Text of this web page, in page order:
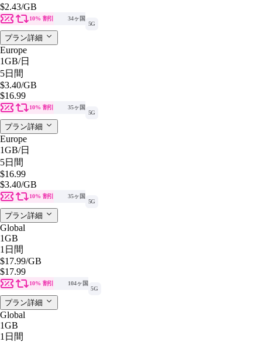
$2.43/GB
10% 割引
34ヶ国
5G
プラン詳細
Europe
1GB/日
5日間
$3.40/GB
$16.99
10% 割引
35ヶ国
5G
プラン詳細
Europe
1GB/日
5日間
$16.99
$3.40/GB
10% 割引
35ヶ国
5G
プラン詳細
Global
1GB
1日間
$17.99/GB
$17.99
10% 割引
104ヶ国
5G
プラン詳細
Global
1GB
1日間